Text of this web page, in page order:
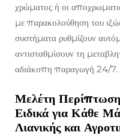
χρώματος ή οι
με παρακολούθηση του
συστήματα ρυθμίζουν
αντισταθμίσουν τη
αδιάκοπη παραγωγή 24/7.
Μελέτη
Ειδικά για Κάθε
Λιανικής και